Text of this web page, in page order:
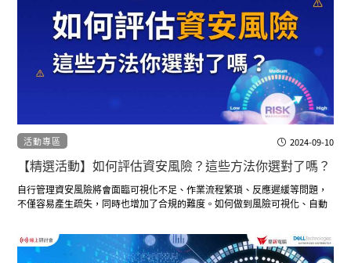
活動專區 2024-09-10
【精選活動】如何評估資安風險？這些方法你選對了嗎？
自行管理資安風險將會面臨可視化不足、作業流程繁瑣、反應遲緩等問題，
不僅容易產生疏失，同時也增加了合規的難度。如何做到風險可視化、自動
核心！